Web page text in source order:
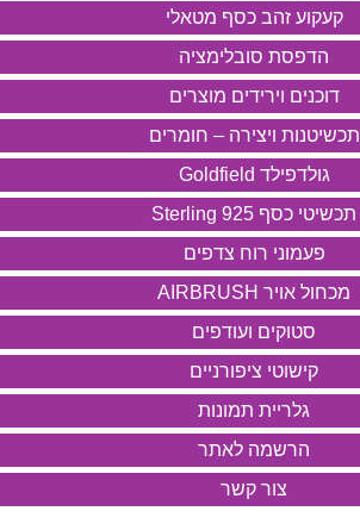
קעקוע זהב כסף מטאלי
הדפסת סובלימציה
דוכנים וירידים מוצרים
תכשיטנות ויצירה – חומרים
גולדפילד Goldfield
תכשיטי כסף 925 Sterling
פעמוני רוח צדפים
מכחול אויר AIRBRUSH
סטוקים ועודפים
קישוטי ציפורניים
גלריית תמונות
הרשמה לאתר
צור קשר